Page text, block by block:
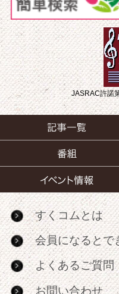
JASRAC許諾
すくコムとは
会員になるとで
よくあるご質問
お問い合わせ